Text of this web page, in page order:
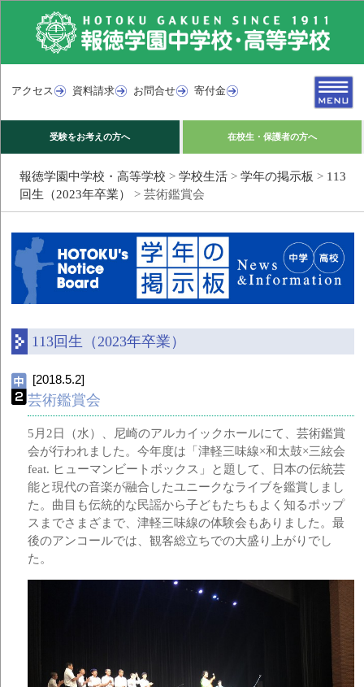
アクセス 資料請求 お問合せ 寄付金
受験をお考えの方へ 在校生・保護者の方へ
報徳学園中学校・高等学校 > 学校生活> 学年の掲示板 > 113
回生（2023年卒業）
> 芸術鑑賞会
113回生（2023年卒業）
[2018.5.2]
芸術鑑賞会
5月2日（水）、尼崎のアルカイックホールにて、芸術鑑賞
会が行われました。今年度は「津軽三味線×和太鼓×三絃会
feat. ヒューマンビートボックス」と題して、日本の伝統芸
能と現代の音楽が融合したユニークなライブを鑑賞しまし
た。曲目も伝統的な民謡から子どもたちもよく知るポップ
スまでさまざまで、津軽三味線の体験会もありました。最
後のアンコールでは、観客総立ちでの大盛り上がりでし
た。